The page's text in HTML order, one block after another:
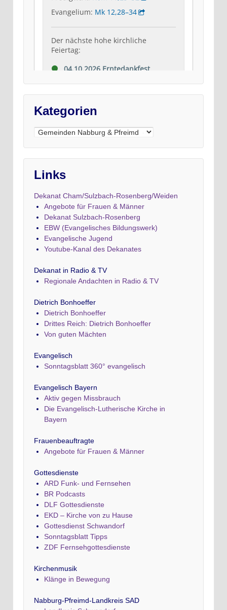
Kategorien
Kategorien
Links
Dekanat Cham/Sulzbach-Rosenberg/Weiden
Angebote für Frauen & Männer
Dekanat Sulzbach-Rosenberg
EBW (Evangelisches Bildungswerk)
Evangelische Jugend
Youtube-Kanal des Dekanates
Dekanat in Radio & TV
Regionale Andachten in Radio & TV
Dietrich Bonhoeffer
Dietrich Bonhoeffer
Drittes Reich: Dietrich Bonhoeffer
Von guten Mächten
Evangelisch
Sonntagsblatt 360° evangelisch
Evangelisch Bayern
Aktiv gegen Missbrauch
Die Evangelisch-Lutherische Kirche in
Bayern
Frauenbeauftragte
Angebote für Frauen & Männer
Gottesdienste
ARD Funk- und Fernsehen
BR Podcasts
DLF Gottesdienste
EKD – Kirche von zu Hause
Gottesdienst Schwandorf
Sonntagsblatt Tipps
ZDF Fernsehgottesdienste
Kirchenmusik
Klänge in Bewegung
Nabburg-Pfreimd-Landkreis SAD